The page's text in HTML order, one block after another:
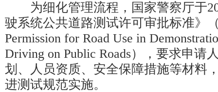
为细化管理流程，国家警察厅于
驶系统公共道路测试许可审批标准》
Permission for Road Use in
Driving on Public Roads），要求申请
划、人员资质、安全保障措施等材料
进测试规范实施。